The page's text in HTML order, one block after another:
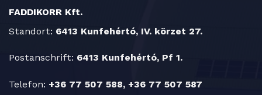
FADDIKORR Kft.
Standort: 6413 Kunfehértó, IV. körzet 27.
Postanschrift: 6413 Kunfehértó, Pf 1.
Telefon: +36 77 507 588, +36 77 507 587